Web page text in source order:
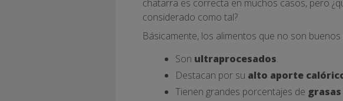
chatarra es correcta en muchos casos, pero
considerado como tal?
Básicamente, los alimentos que no son
Son ultraprocesados.
Destacan por su alto aporte
Tienen grandes porcentajes de